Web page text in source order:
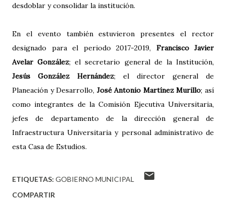
desdoblar y consolidar la institución.
En el evento también estuvieron presentes el rector
designado para el periodo 2017-2019, Francisco Javier
Avelar González; el secretario general de la Institución,
Jesús González Hernández; el director general de
Planeación y Desarrollo, José Antonio Martínez Murillo; así
como integrantes de la Comisión Ejecutiva Universitaria,
jefes de departamento de la dirección general de
Infraestructura Universitaria y personal administrativo de
esta Casa de Estudios.
ETIQUETAS: GOBIERNO MUNICIPAL
COMPARTIR